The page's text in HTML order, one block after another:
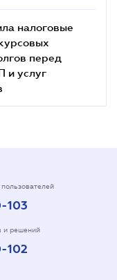
налоговые
перед
услуг
103
и решений
102